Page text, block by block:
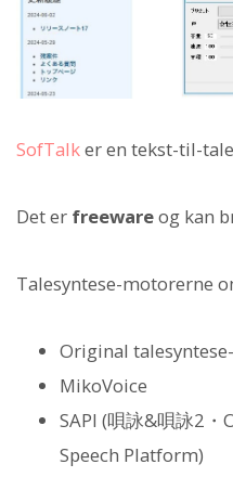
SofTalker en tekst-til-
Det er freewareog kan
Talesyntese-motorerne
Original
MikoVoice
SAPI (唄詠&唄詠2
Speech Platform)